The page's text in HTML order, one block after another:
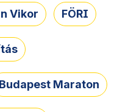
Vikor FÖRI
Budapest Maraton